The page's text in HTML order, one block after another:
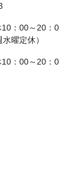
：00～20：0
曜定休）
：00～20：0